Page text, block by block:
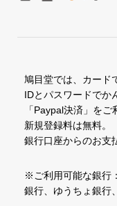
鳩目堂では、カード
IDとパスワードでか
「Paypal決済」をご
新規登録料は無料。
銀行口座からのお支
※ご利用可能な銀行
銀行、ゆうちょ銀行